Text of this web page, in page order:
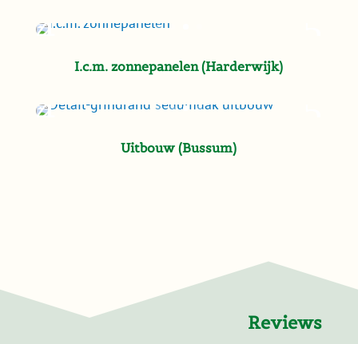
I.c.m. zonnepanelen (Harderwijk)
Uitbouw (Bussum)
Reviews